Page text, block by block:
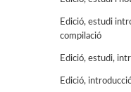
Edició, estudi
compilació
Edició, estudi,
Edició,